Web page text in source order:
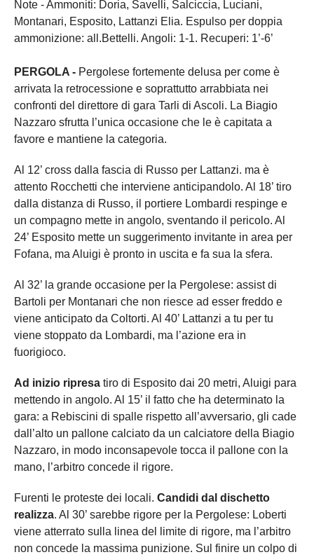
Note - Ammoniti: Doria, Savelli, Salciccia, Luciani,
Montanari, Esposito, Lattanzi Elia. Espulso per doppia
ammonizione: all.Bettelli. Angoli: 1-1. Recuperi: 1’-6’
PERGOLA - Pergolese fortemente delusa per come è
arrivata la retrocessione e soprattutto arrabbiata nei
confronti del direttore di gara Tarli di Ascoli. La Biagio
Nazzaro sfrutta l’unica occasione che le è capitata a
favore e mantiene la categoria.
Al 12’ cross dalla fascia di Russo per Lattanzi. ma è
attento Rocchetti che interviene anticipandolo. Al 18’ tiro
dalla distanza di Russo, il portiere Lombardi respinge e
un compagno mette in angolo, sventando il pericolo. Al
24’ Esposito mette un suggerimento invitante in area per
Fofana, ma Aluigi è pronto in uscita e fa sua la sfera.
Al 32’ la grande occasione per la Pergolese: assist di
Bartoli per Montanari che non riesce ad esser freddo e
viene anticipato da Coltorti. Al 40’ Lattanzi a tu per tu
viene stoppato da Lombardi, ma l’azione era in
fuorigioco.
Ad inizio ripresa tiro di Esposito dai 20 metri, Aluigi para
mettendo in angolo. Al 15’ il fatto che ha determinato la
gara: a Rebiscini di spalle rispetto all’avversario, gli cade
dall’alto un pallone calciato da un calciatore della Biagio
Nazzaro, in modo inconsapevole tocca il pallone con la
mano, l’arbitro concede il rigore.
Furenti le proteste dei locali. Candidi dal dischetto
realizza. Al 30’ sarebbe rigore per la Pergolese: Loberti
viene atterrato sulla linea del limite di rigore, ma l’arbitro
non concede la massima punizione. Sul finire un colpo di